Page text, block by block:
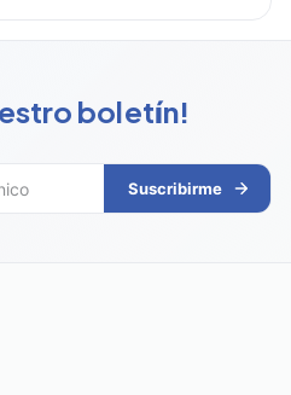
boletín!
Suscribirme